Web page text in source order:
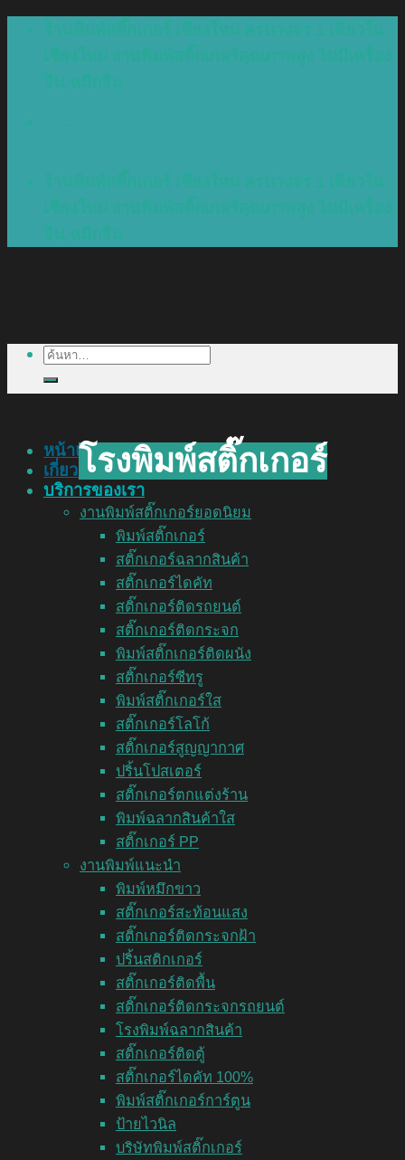
หน้าแรก
เกี่ยวกับเรา
บริการของเรา
งานพิมพ์สติ๊กเกอร์ยอดนิยม
พิมพ์สติ๊กเกอร์
สติ๊กเกอร์ฉลากสินค้า
สติ๊กเกอร์ไดคัท
สติ๊กเกอร์ติดรถยนต์
สติ๊กเกอร์ติดกระจก
พิมพ์สติ๊กเกอร์ติดผนัง
สติ๊กเกอร์ซีทรู
พิมพ์สติ๊กเกอร์ใส
สติ๊กเกอร์โลโก้
สติ๊กเกอร์สูญญากาศ
ปริ้นโปสเตอร์
สติ๊กเกอร์ตกแต่งร้าน
พิมพ์ฉลากสินค้าใส
สติ๊กเกอร์ PP
งานพิมพ์แนะนำ
พิมพ์หมึกขาว
สติ๊กเกอร์สะท้อนแสง
สติ๊กเกอร์ติดกระจกฝ้า
ปริ้นสติกเกอร์
สติ๊กเกอร์ติดพื้น
สติ๊กเกอร์ติดกระจกรถยนต์
โรงพิมพ์ฉลากสินค้า
สติ๊กเกอร์ติดตู้
สติ๊กเกอร์ไดคัท 100%
พิมพ์สติ๊กเกอร์การ์ตูน
ป้ายไวนิล
บริษัทพิมพ์สติ๊กเกอร์
ค้นหา:
โรงพิมพ์สติ๊กเกอร์